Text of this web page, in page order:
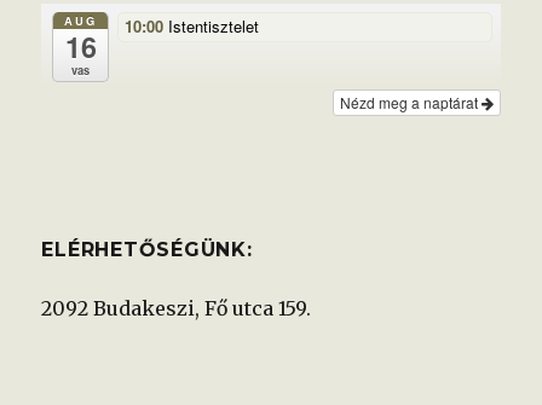
AUG
16
vas
10:00 Istentisztelet
Nézd meg a naptárat
ELÉRHETŐSÉGÜNK:
2092 Budakeszi, Fő utca 159.